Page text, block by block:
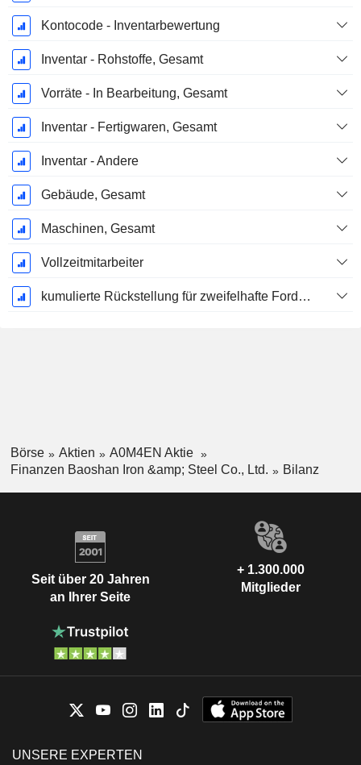
Kontocode - Inventarbewertung
Inventar - Rohstoffe, Gesamt
Vorräte - In Bearbeitung, Gesamt
Inventar - Fertigwaren, Gesamt
Inventar - Andere
Gebäude, Gesamt
Maschinen, Gesamt
Vollzeitmitarbeiter
kumulierte Rückstellung für zweifelhafte Forderungen (Zusatz)
Börse Aktien
A0M4EN Aktie
Finanzen Baoshan Iron &amp; Steel Co., Ltd.
Bilanz
Seit über 20 Jahren
an Ihrer Seite
+ 1.300.000
Mitglieder
UNSERE EXPERTEN